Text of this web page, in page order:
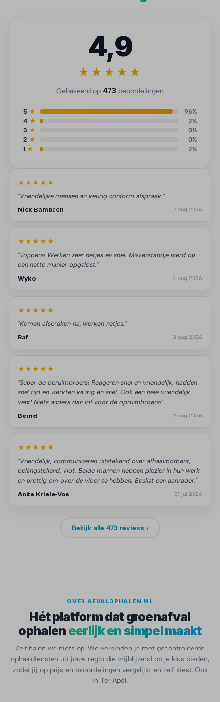
4,9
★★★★★
Gebaseerd op 473 beoordelingen
5 ★
96%
4 ★
2%
3 ★
0%
2 ★
0%
1 ★ 2%
★★★★★
"Vriendelijke mensen en keurig conform afspraak."
Nick Bambach
7 aug 2026
★★★★★
"Toppers! Werken zeer netjes en snel. Misverstandje werd op
een nette manier opgelost."
Wyko
4 aug 2026
★★★★★
"Komen afspraken na, werken netjes."
Raf
3 aug 2026
★★★★★
"Super de opruimbroers! Reageren snel en vriendelijk, hadden
snel tijd en werkten keurig en snel. Ook een hele vriendelijk
vent! Niets anders dan lof voor de opruimbroers!"
Bernd
2 aug 2026
★★★★★
"Vriendelijk, communiceren uitstekend over afhaalmoment,
belangstellend, vlot. Beide mannen hebben plezier in hun werk
en prettig om over de vloer te hebben. Beslist een aanrader."
Anita Kriele-Vos
31 jul 2026
Bekijk alle 473 reviews ›
OVER AFVALOPHALEN.NL
Hét platform dat groenafval
ophalen eerlijk en simpel maakt
Zelf halen we niets op. We verbinden je met gecontroleerde
ophaaldiensten uit jouw regio die vrijblijvend op je klus bieden,
zodat jij op prijs en beoordelingen vergelijkt en zelf kiest. Ook
in Ter Apel.